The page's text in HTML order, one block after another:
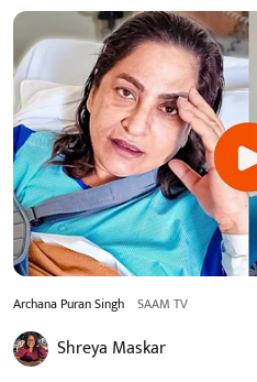
Archana Puran Singh SAAM TV
Shreya Maskar